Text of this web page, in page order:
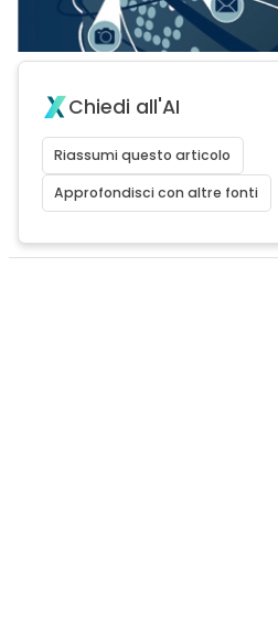
Chiedi all'AI
Riassumi questo articolo
Approfondisci con altre fonti